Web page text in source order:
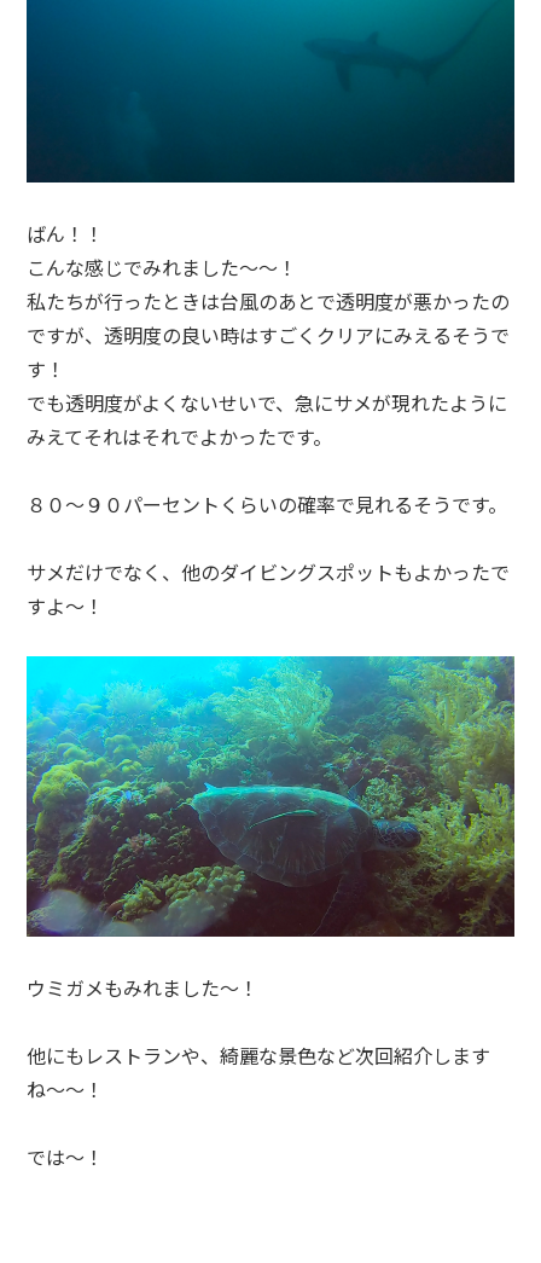
ばん！！
こんな感じでみれました〜〜！
私たちが行ったときは台風のあとで透明度が悪かったの
ですが、透明度の良い時はすごくクリアにみえるそうで
す！
でも透明度がよくないせいで、急にサメが現れたように
みえてそれはそれでよかったです。
８０〜９０パーセントくらいの確率で見れるそうです。
サメだけでなく、他のダイビングスポットもよかったで
すよ〜！
ウミガメもみれました〜！
他にもレストランや、綺麗な景色など次回紹介します
ね〜〜！
では〜！